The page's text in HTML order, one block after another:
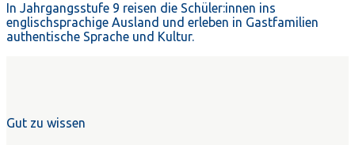
In Jahrgangsstufe 9 reisen die Schüler:innen ins
englischsprachige Ausland und erleben in Gastfamilien
authentische Sprache und Kultur.
Gut zu wissen